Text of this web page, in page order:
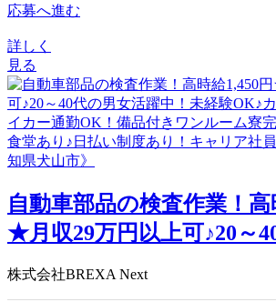
応募へ進む
詳しく
見る
自動車部品の検査作業！高
★月収29万円以上可♪20～
株式会社BREXA Next